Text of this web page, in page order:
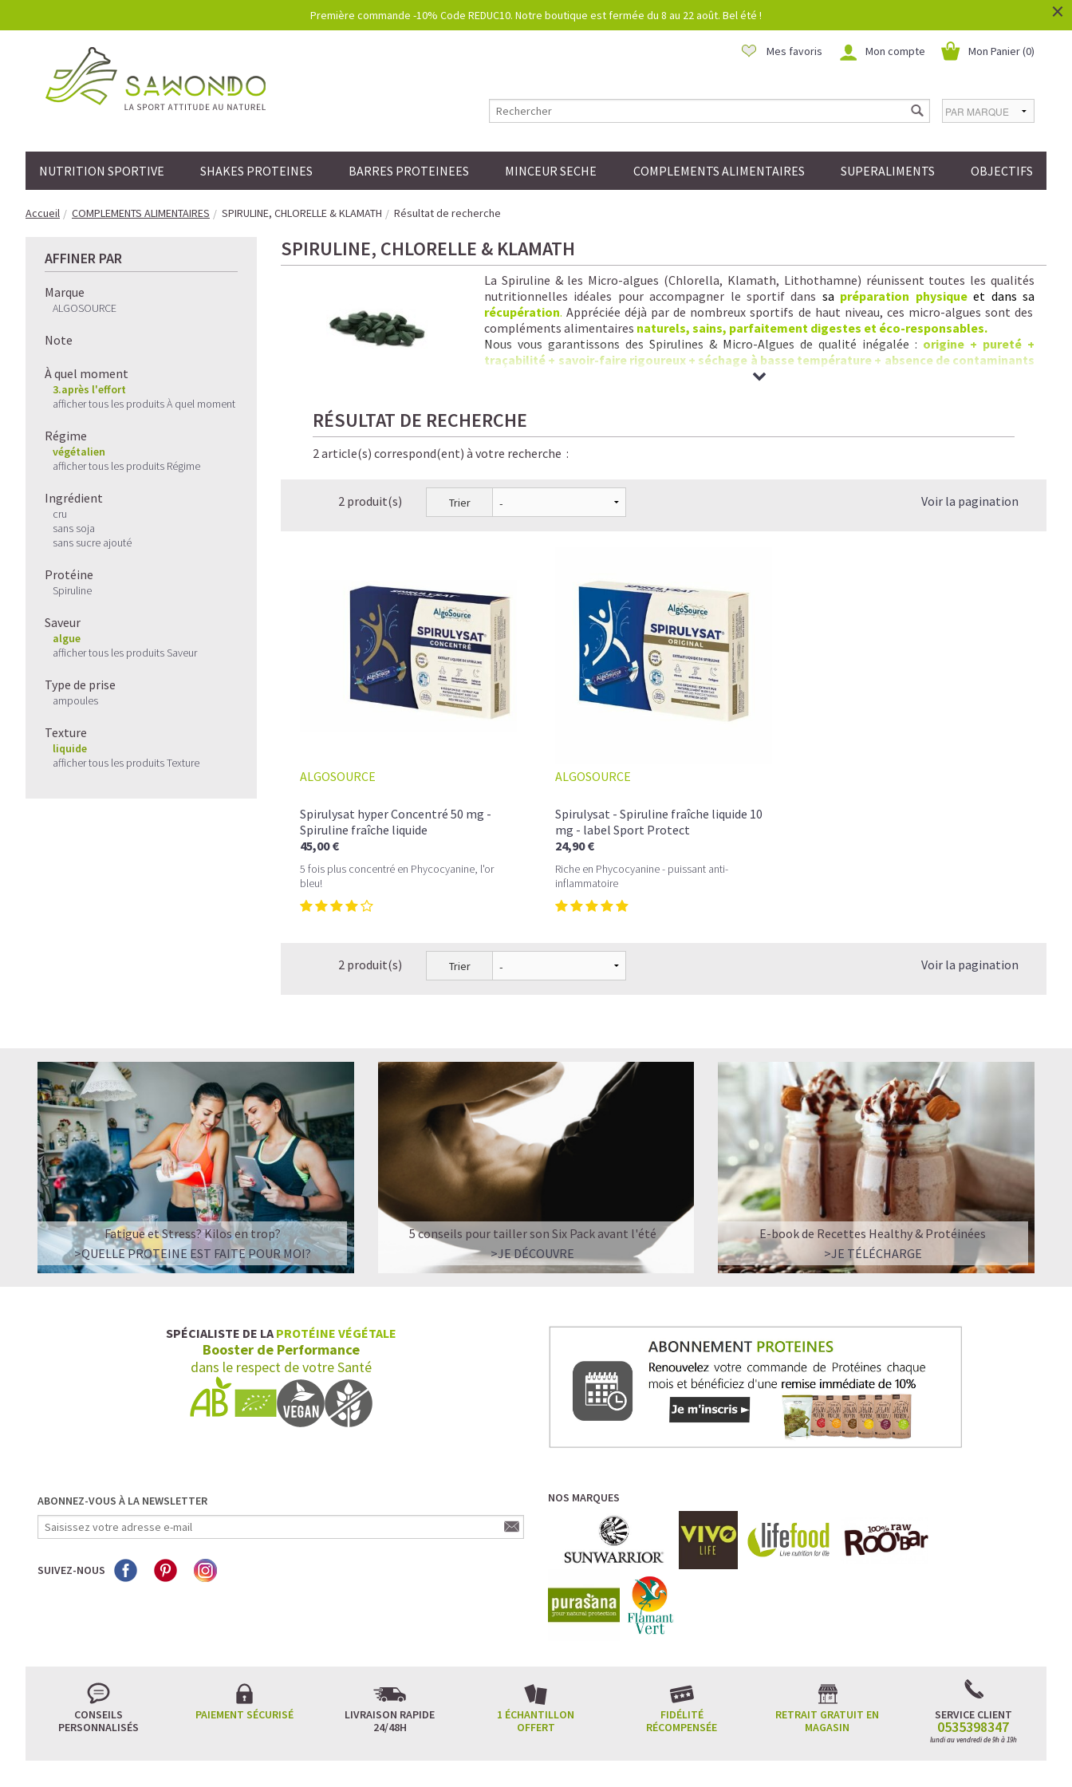
Première commande -10% Code REDUC10. Notre boutique est fermée du 8 au 22 août. Bel été ! ×
Mon Panier (0)
Mon compte
Mes favoris
NUTRITION SPORTIVE SHAKES PROTEINES BARRES PROTEINEES MINCEUR SECHE COMPLEMENTS ALIMENTAIRES SUPERALIMENTS OBJECTIFS
Accueil COMPLEMENTS ALIMENTAIRES SPIRULINE, CHLORELLE & KLAMATH Résultat de recherche
AFFINER PAR
Marque
ALGOSOURCE
Note
À quel moment
3.après l'effort
afficher tous les produits À quel moment
Régime
végétalien
afficher tous les produits Régime
Ingrédient
cru
sans soja
sans sucre ajouté
Protéine
Spiruline
Saveur
algue
afficher tous les produits Saveur
Type de prise
ampoules
Texture
liquide
afficher tous les produits Texture
SPIRULINE, CHLORELLE & KLAMATH
La Spiruline & les Micro-algues (Chlorella, Klamath, Lithothamne) réunissent toutes les qualités
nutritionnelles idéales pour accompagner le sportif dans sa préparation physique et dans sa
récupération. Appréciée déjà par de nombreux sportifs de haut niveau, ces micro-algues sont des
compléments alimentaires naturels, sains, parfaitement digestes et éco-responsables.
Nous vous garantissons des Spirulines & Micro-Algues de qualité inégalée : origine + pureté +
traçabilité + savoir-faire rigoureux + séchage à basse température + absence de contaminants
RÉSULTAT DE RECHERCHE
2 article(s) correspond(ent) à votre recherche :
2 produit(s) Trier Voir la pagination
ALGOSOURCE
Spirulysat hyper Concentré 50 mg -
Spiruline fraîche liquide
45,00 €
5 fois plus concentré en Phycocyanine, l'or
bleu!
ALGOSOURCE
Spirulysat - Spiruline fraîche liquide 10
mg - label Sport Protect
24,90 €
Riche en Phycocyanine - puissant anti-
inflammatoire
2 produit(s) Trier Voir la pagination
Fatigue et Stress? Kilos en trop?
>QUELLE PROTEINE EST FAITE POUR MOI?
5 conseils pour tailler son Six Pack avant l'été
>JE DÉCOUVRE
E-book de Recettes Healthy & Protéinées
>JE TÉLÉCHARGE
SPÉCIALISTE DE LA PROTÉINE VÉGÉTALE
Booster de Performance
dans le respect de votre Santé
ABONNEZ-VOUS À LA NEWSLETTER
SUIVEZ-NOUS
NOS MARQUES
CONSEILS
PERSONNALISÉS
PAIEMENT SÉCURISÉ
LIVRAISON RAPIDE
24/48H
1 ÉCHANTILLON
OFFERT
FIDÉLITÉ
RÉCOMPENSÉE
RETRAIT GRATUIT EN
MAGASIN
SERVICE CLIENT
0535398347
lundi au vendredi de 9h à 19h